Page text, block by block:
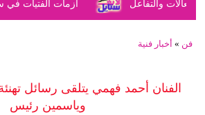
أزمات الفتيات في والتفاعل
فن » أخبار فنية
الفنان أحمد فهمي يتلقى رسائل
وياسمين رئيس